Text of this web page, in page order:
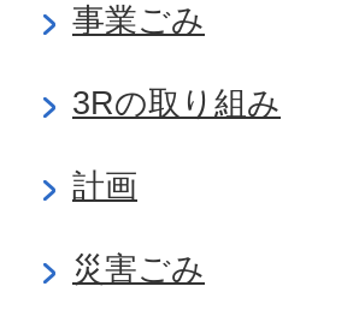
事業ごみ
3Rの取り組み
計画
災害ごみ